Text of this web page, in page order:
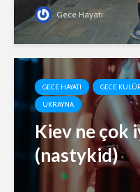
Gece Hayatı
GECE HAYATI GECE
UKRAYNA
Kiev ne çok
(nastykid)